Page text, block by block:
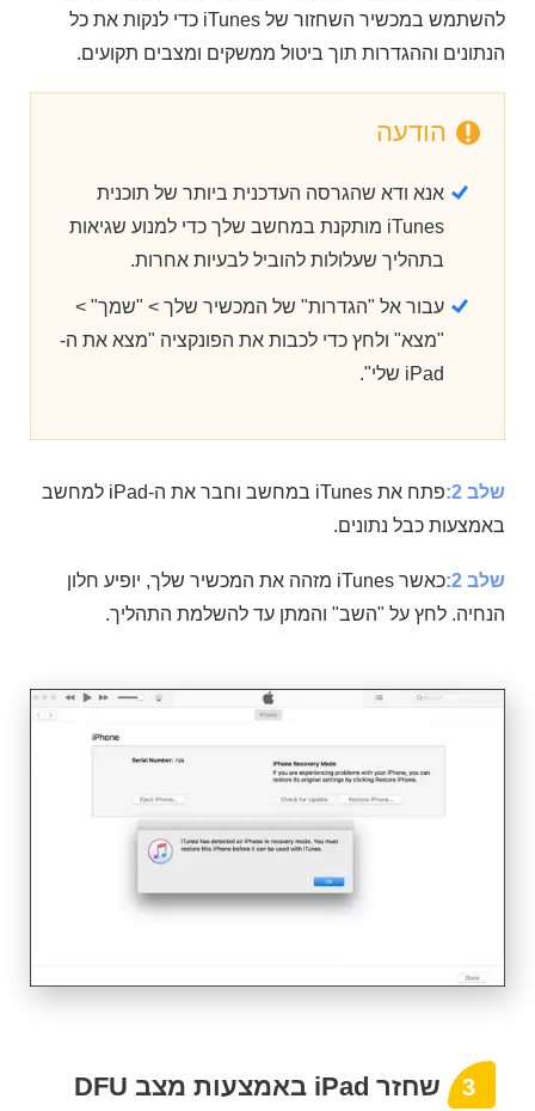
להשתמש במכשיר השחזור של iTunes כדי לנקות את כל
הנתונים וההגדרות תוך ביטול ממשקים ומצבים תקועים.
הודעה
אנא ודא שהגרסה העדכנית ביותר של תוכנית
iTunes מותקנת במחשב שלך כדי למנוע שגיאות
בתהליך שעלולות להוביל לבעיות אחרות.
עבור אל "הגדרות" של המכשיר שלך > "שמך" >
"מצא" ולחץ כדי לכבות את הפונקציה "מצא את ה-
iPad שלי".
שלב 2:
פתח את iTunes במחשב וחבר את ה-iPad למחשב
באמצעות כבל נתונים.
שלב 2:
כאשר iTunes מזהה את המכשיר שלך, יופיע חלון
הנחיה. לחץ על "השב" והמתן עד להשלמת התהליך.
3 שחזר iPad באמצעות מצב DFU